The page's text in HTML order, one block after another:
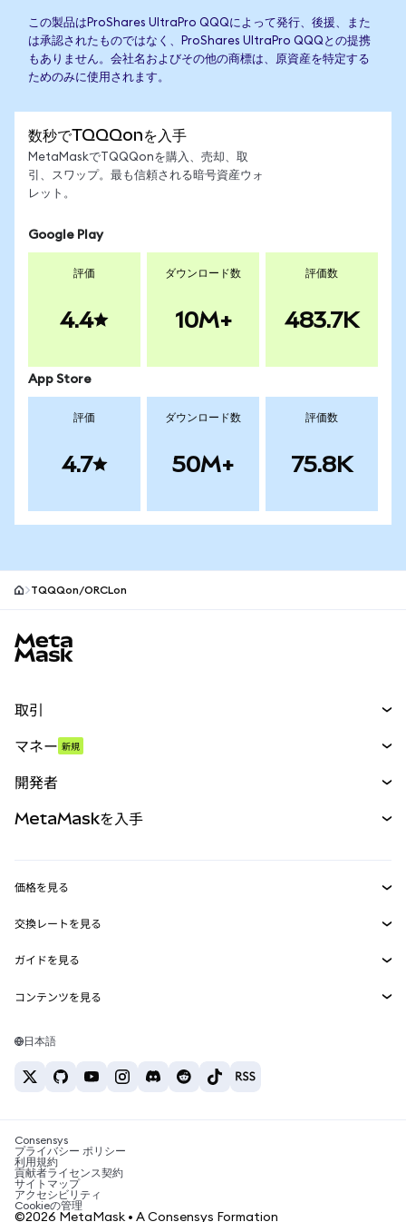
この製品はProShares UltraPro QQQによって発行、後援、また
は承認されたものではなく、ProShares UltraPro QQQとの提携
もありません。会社名およびその他の商標は、原資産を特定する
ためのみに使用されます。
数秒でTQQQonを入手
MetaMaskでTQQQonを購入、売却、取
引、スワップ。最も信頼される暗号資産ウォ
レット。
Google Play
評価
4.4
ダウンロード数
10M+
評価数
483.7K
App Store
評価
4.7
ダウンロード数
50M+
評価数
75.8K
TQQQon/ORCLon
取引
パーペチュアル
RWA
マネー 新規
開発者
MetaMask Connect
Snaps
Web3サービス
MetaMaskを入手
セキュリティ
サポート
キャリア
お問い合わせ
価格を見る
イーサリアムの価格
Solanaの価格
Tetherの価格
交換レートを見る
ETH→USD
USDT→INR
BTC→INR
ETH→USDT
ガイドを見る
ETHの購入
USDTの購入
SHIBの購入
BNBの購入
コンテンツを見る
Solanaウォレット
税制関連ニュース
暗号資産の購入方法は？
ビットコインを売るには？
日本語
Consensys
プライバシー ポリシー
利用規約
貢献者ライセンス契約
サイトマップ
アクセシビリティ
Cookieの管理
©2026 MetaMask • A Consensys Formation